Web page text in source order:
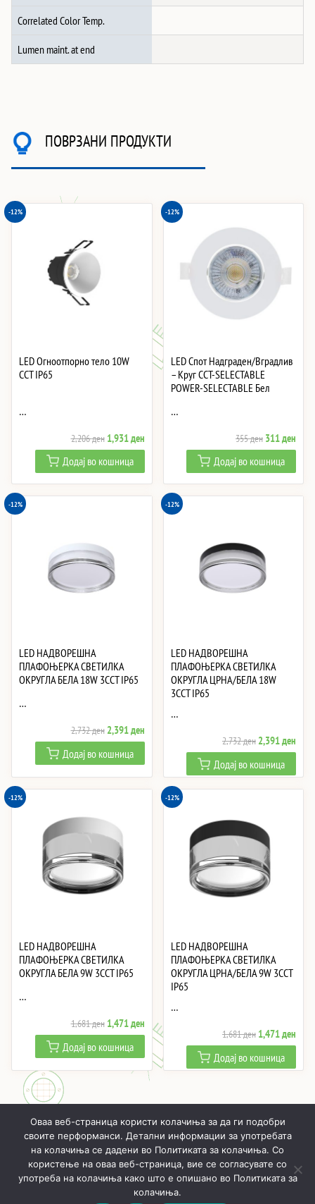
Correlated Color Temp.
Lumen maint. at end
ПОВРЗАНИ ПРОДУКТИ
-12%
LED Огноотпорно тело 10W
CCT IP65
…
2,206ден Original
price
was:
2,206 ден.
1,931денCurrent
price
1,931 ден.
Додај во кошница
-12%
LED Спот Надграден/Вградлив
– Круг CCT-SELECTABLE
POWER-SELECTABLE Бел
…
355ден Original
price
was:
355 ден.
311ден
price
311
Додај во кошница
-12%
LED НАДВОРЕШНА
ПЛАФОЊЕРКА СВЕТИЛКА
ОКРУГЛА БЕЛА 18W 3CCT IP65
…
2,732ден Original
price
was:
2,732 ден.
2,391денCurrent
price
is:
2,391 ден.
Додај во кошница
-12%
LED НАДВОРЕШНА
ПЛАФОЊЕРКА СВЕТИЛКА
ОКРУГЛА ЦРНА/БЕЛА 18W
3CCT IP65
…
2,732ден Original
price
was:
2,732 ден.
2,391ден
price
is:
Додај во кошница
-12%
LED НАДВОРЕШНА
ПЛАФОЊЕРКА СВЕТИЛКА
ОКРУГЛА БЕЛА 9W 3CCT IP65
…
1,681ден Original
price
was:
1,681 ден.
1,471денCurrent
price
is:
1,471 ден.
Додај во кошница
-12%
LED НАДВОРЕШНА
ПЛАФОЊЕРКА СВЕТИЛКА
ОКРУГЛА ЦРНА/БЕЛА 9W 3CCT
IP65
…
1,681ден Original
price
was:
1,471ден
price
is:
Додај во кошница
ПОЧНУВАЈЌИ ПРОИЗВОДИ МОЈ ПРОФИЛ
КОШНИЧКА
РЕАЛИЗИРАНИ ПРОЕКТИ
ЗА НАС
Оваа веб-страница користи колачиња за да ги подобри
своите перформанси. Детални информации за употребата
на колачиња се дадени во Политиката за колачиња. Со
користење на оваа веб-страница, вие се согласувате со
употреба на колачиња како што е опишано во Политиката за
колачиња.